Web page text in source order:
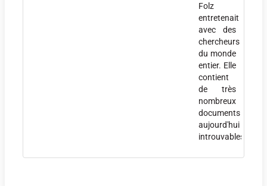
Folz
entretenait
avec des
chercheurs
du monde
entier. Elle
contient
de très
nombreux
documents
aujourd'hui
introuvables.